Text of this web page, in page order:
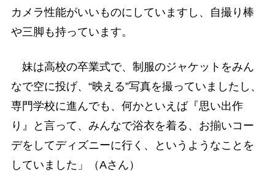
カメラ性能がいいものにしていますし、自撮り棒
や三脚も持っています。
妹は高校の卒業式で、制服のジャケットをみん
なで空に投げ、“映える”写真を撮っていましたし、
専門学校に進んでも、何かといえば『思い出作
り』と言って、みんなで浴衣を着る、お揃いコー
デをしてディズニーに行く、というようなことを
していました」（Aさん）